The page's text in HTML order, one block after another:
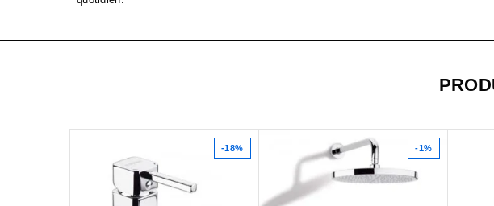
-18% -1%